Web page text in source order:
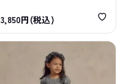
3,850円(税込)